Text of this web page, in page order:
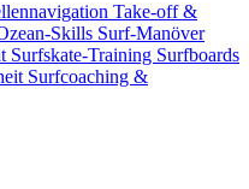
Take-off &
Skills Surf-Manöver
Surfskate-Training Surfboards
Surfcoaching &